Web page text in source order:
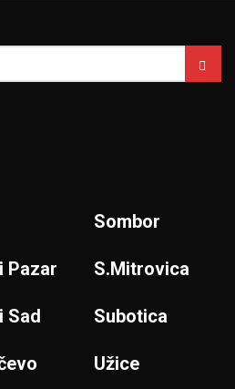
Pazar
Sad
Sombor
S.Mitrovica
Subotica
Užice